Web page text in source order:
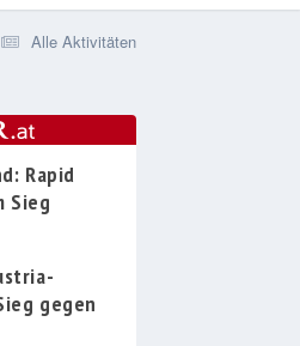
Alle Aktivitäten
Rapid
Sieg
gegen